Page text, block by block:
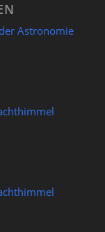
Astronomie